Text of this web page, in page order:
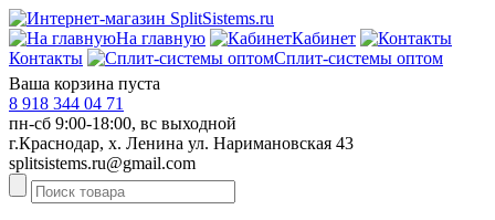
На главную
Кабинет
Контакты
Сплит-системы оптом
Ваша корзина пуста
8 918 344 04 71
пн-сб 9:00-18:00, вс выходной
г.Краснодар, х. Ленина ул. Наримановская 43
splitsistems.ru@gmail.com